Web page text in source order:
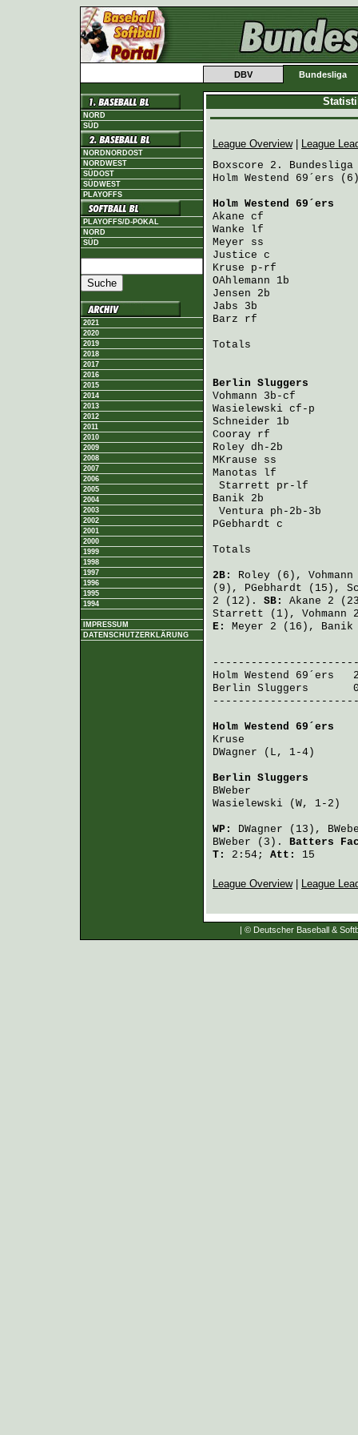
DBV Bundesliga
NORD
SÜD
NORDNORDOST
NORDWEST
SÜDOST
SÜDWEST
PLAYOFFS
PLAYOFFS/D-POKAL
NORD
SÜD
2021
2020
2019
2018
2017
2016
2015
2014
2013
2012
2011
2010
2009
2008
2007
2006
2005
2004
2003
2002
2001
2000
1999
1998
1997
1996
1995
1994
IMPRESSUM
DATENSCHUTZERKLÄRUNG
League Overview|
League
Boxscore 2.
Holm Westend 69´ers
Holm Westend 69´ers
Akane cf                3
Wanke lf                4
Meyer ss
Justice c
Kruse p-rf
OAhlemann 1b
Jensen 2b
Jabs 3b
Barz rf                 1
Totals
Berlin Sluggers
Vohmann 3b-cf
Wasielewski cf-p
Schneider 1b
Cooray rf
Roley dh-2b
MKrause ss
Manotas lf              3
Starrett pr-lf
Banik 2b
Ventura ph-2b-3b
PGebhardt c
Totals
2B: Roley (6), Vohmann
(9), PGebhardt (15),
2 (12). SB: Akane 2
Starrett (1), Vohmann
E: Meyer 2 (16), Banik
Holm Westend 69´ers
Berlin Sluggers
Holm Westend 69´ers
Kruse
DWagner (L, 1-4)
Berlin Sluggers
BWeber
Wasielewski (W, 1-2)
WP: DWagner (13),
BWeber (3). Batters
T:
2:54; Att: 15
League Overview| League
| © Deutscher Baseball &